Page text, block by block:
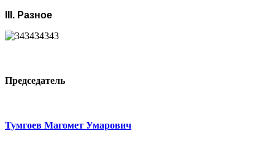
III. Разное
Председатель
Тумгоев Магомет Умарович